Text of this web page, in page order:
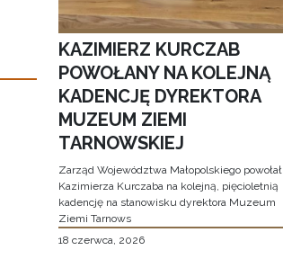
KAZIMIERZ KURCZAB
POWOŁANY NA KOLEJNĄ
KADENCJĘ DYREKTORA
MUZEUM ZIEMI
TARNOWSKIEJ
Zarząd Województwa Małopolskiego powołał
Kazimierza Kurczaba na kolejną, pięcioletnią
kadencję na stanowisku dyrektora Muzeum
Ziemi Tarnows
18 czerwca, 2026